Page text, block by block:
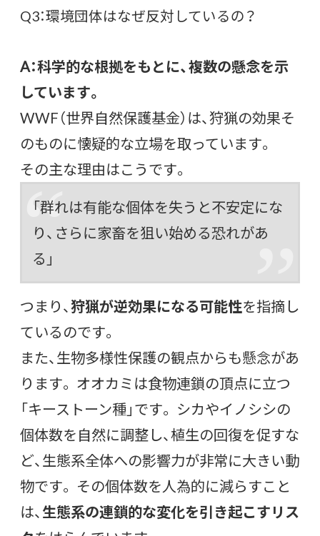
Q3：環境団体はなぜ反対しているの？
A：科学的な根拠をもとに、複数の懸念を示
しています。
WWF（世界自然保護基金）は、狩猟の効果そ
のものに懐疑的な立場を取っています。
その主な理由はこうです。
「群れは有能な個体を失うと不安定にな
り、さらに家畜を狙い始める恐れがあ
る」
つまり、狩猟が逆効果になる可能性を指摘し
ているのです。
また、生物多様性保護の観点からも懸念があ
ります。 オオカミは食物連鎖の頂点に立つ
「キーストーン種」です。 シカやイノシシの
個体数を自然に調整し、植生の回復を促すな
ど、生態系全体への影響力が非常に大きい動
物です。 その個体数を人為的に減らすこと
は、生態系の連鎖的な変化を引き起こすリス